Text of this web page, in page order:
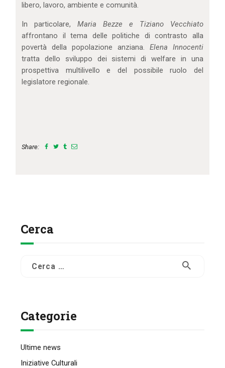
libero, lavoro, ambiente e comunità.
In particolare,Maria Bezze e Tiziano Vecchiato
affrontano il tema delle politiche di contrasto alla
povertà della popolazione anziana. Elena Innocenti
tratta dello sviluppo dei sistemi di welfare in una
prospettiva multilivello e del possibile ruolo del
legislatore regionale.
Share:
Cerca
Categorie
Ultime news
Iniziative Culturali